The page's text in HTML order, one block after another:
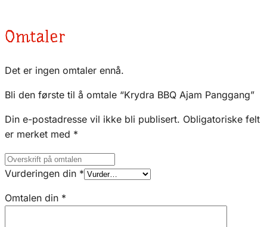
Omtaler
Det er ingen omtaler ennå.
Bli den første til å omtale “Krydra BBQ Ajam Panggang”
Din e-postadresse vil ikke bli publisert. Obligatoriske felt
er merket med *
Vurderingen din *
Omtalen din *